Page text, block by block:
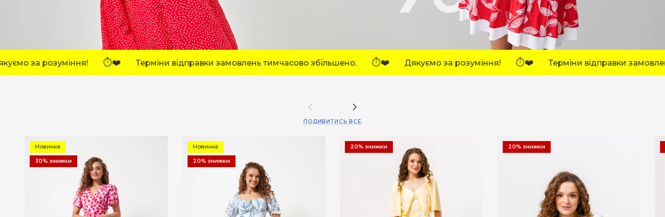
відправки замовлень тимчасово збільшено. ⏱️❤️ Дякуємо за розуміння! ⏱️❤️ Терміни відправки замовлень тимчасово збільшено. ⏱️❤️
Назад Далі
ПОДИВИТИСЬ ВСЕ
Новинка
30% знижки
Новинка
20% знижки
20% знижки 20% знижки